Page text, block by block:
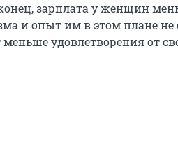
зарплата у женщин
и опыт им в этом плане не
удовлетворения от